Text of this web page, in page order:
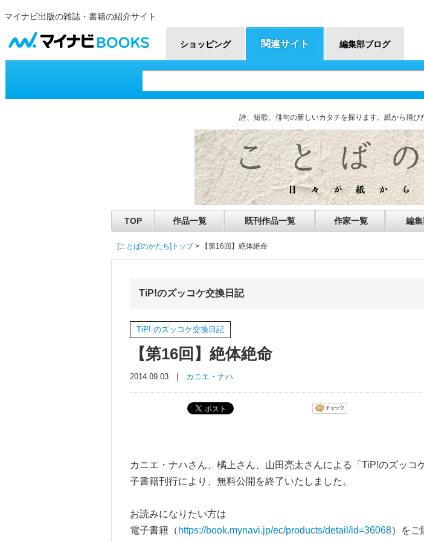
マイナビ出版の雑誌・書籍の紹介サイト
ショッピング 関連サイト 編集部ブログ
詩、短歌、俳句の新しいカタチを探ります。紙から飛
TOP 作品一覧 既刊作品一覧 作家一覧 編
[ことばのかたち]トップ> 【第16回】絶体絶命
TiP!のズッコケ交換日記
TiP! のズッコケ交換日記
【第16回】絶体絶命
2014.09.03 | カニエ・ナハ
カニエ・ナハさん、橘上さん、山田亮太さんによる「TiP!のズッコ
子書籍刊行により、無料公開を終了いたしました。
お読みになりたい方は
電子書籍（ https://book.mynavi.jp/ec/products/detail/id=36068）をご